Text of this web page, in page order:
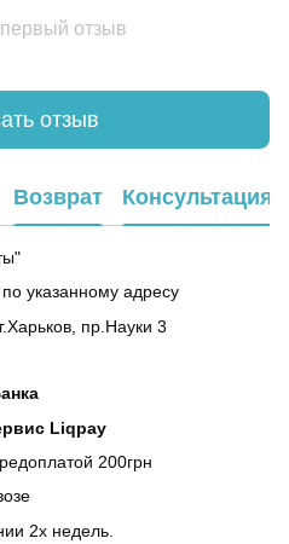
отзыв
отзыв
Возврат Консультация
указанному адресу
пр.Науки 3
Liqpay
200грн
2х недель.